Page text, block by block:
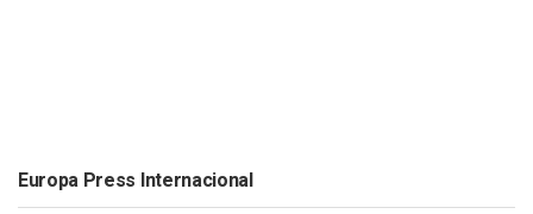
Europa Press Internacional